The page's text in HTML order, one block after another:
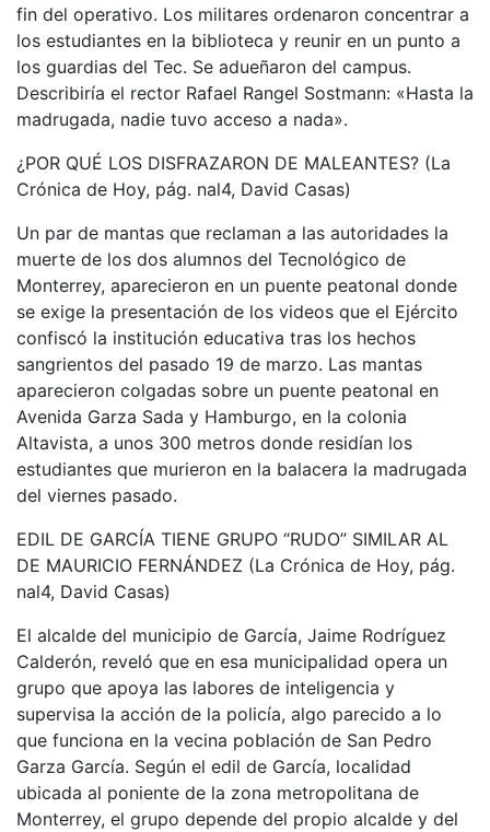
fin del operativo. Los militares ordenaron concentrar a
los estudiantes en la biblioteca y reunir en un punto a
los guardias del Tec. Se adueñaron del campus.
Describiría el rector Rafael Rangel Sostmann: «Hasta la
madrugada, nadie tuvo acceso a nada».
¿POR QUÉ LOS DISFRAZARON DE MALEANTES? (La
Crónica de Hoy, pág. nal4, David Casas)
Un par de mantas que reclaman a las autoridades la
muerte de los dos alumnos del Tecnológico de
Monterrey, aparecieron en un puente peatonal donde
se exige la presentación de los videos que el Ejército
confiscó la institución educativa tras los hechos
sangrientos del pasado 19 de marzo. Las mantas
aparecieron colgadas sobre un puente peatonal en
Avenida Garza Sada y Hamburgo, en la colonia
Altavista, a unos 300 metros donde residían los
estudiantes que murieron en la balacera la madrugada
del viernes pasado.
EDIL DE GARCÍA TIENE GRUPO “RUDO” SIMILAR AL
DE MAURICIO FERNÁNDEZ (La Crónica de Hoy, pág.
nal4, David Casas)
El alcalde del municipio de García, Jaime Rodríguez
Calderón, reveló que en esa municipalidad opera un
grupo que apoya las labores de inteligencia y
supervisa la acción de la policía, algo parecido a lo
que funciona en la vecina población de San Pedro
Garza García. Según el edil de García, localidad
ubicada al poniente de la zona metropolitana de
Monterrey, el grupo depende del propio alcalde y del